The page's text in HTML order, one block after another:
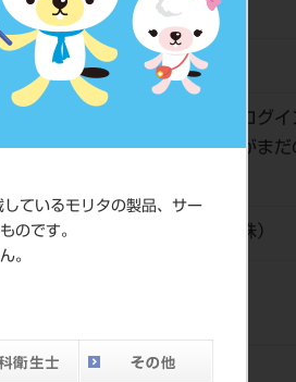
ているモリタの製品、サー
のです。
。
2065906961701
ード 4560123226535
ログイ
ネット会員登録がまだ
サンデンタル（株）